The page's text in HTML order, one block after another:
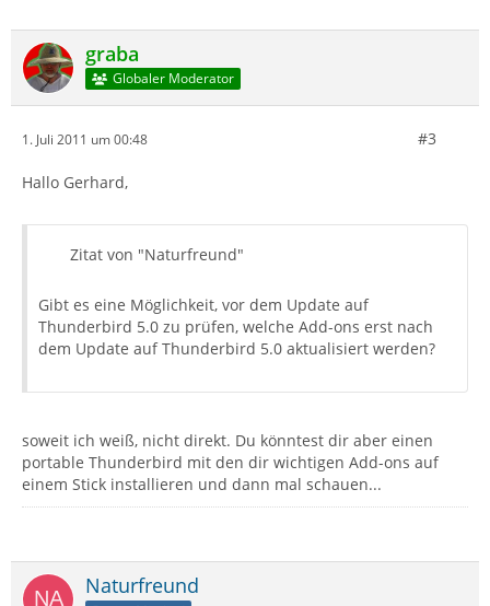
graba
Globaler Moderator
1. Juli 2011 um 00:48 #3
Hallo Gerhard,
Zitat von "Naturfreund"
Gibt es eine Möglichkeit, vor dem Update auf
Thunderbird 5.0 zu prüfen, welche Add-ons erst nach
dem Update auf Thunderbird 5.0 aktualisiert werden?
soweit ich weiß, nicht direkt. Du könntest dir aber einen
portable Thunderbird mit den dir wichtigen Add-ons auf
einem Stick installieren und dann mal schauen...
Naturfreund